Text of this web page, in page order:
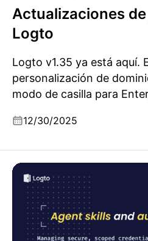
Actualizaciones
Logto
Logto v1.35 ya está aquí.
personalización de
modo de casilla para
aplicaciones nativas, e
12/30/2025
Comprendiendo las
Por qué la seguridad en la